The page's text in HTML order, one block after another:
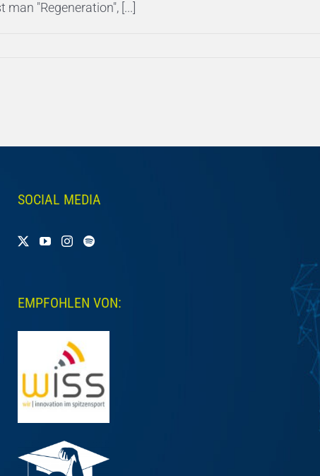
"Regeneration", [...]
SOCIAL MEDIA
EMPFOHLEN VON: